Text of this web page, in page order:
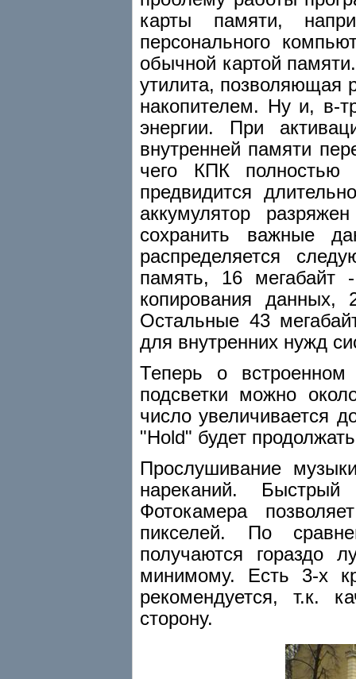
карты памяти,
персонального
обычной картой
утилита, позволяющая
накопителем. Ну и, в-
энергии. При
внутренней памяти
чего КПК полностью
предвидится
аккумулятор
сохранить важные
распределяется
память, 16 мегабайт -
копирования данных,
Остальные 43
для внутренних нужд
Теперь о встроенном
подсветки можно
число увеличивается
"Hold" будет
Прослушивание
нареканий.
Фотокамера
пикселей. По
получаются гораздо
минимому. Есть 3-х
рекомендуется, т.к.
сторону.